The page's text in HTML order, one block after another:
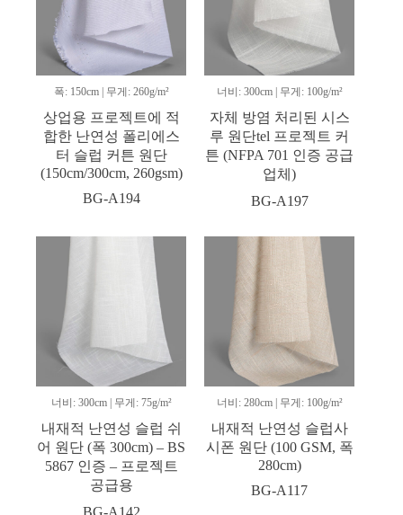
폭: 150cm | 무게: 260g/m²
상업용 프로젝트에 적
합한 난연성 폴리에스
터 슬럽 커튼 원단
(150cm/300cm, 260gsm)
BG-A194
너비: 300cm | 무게: 100g/m²
자체 방염 처리된 시스
루 원단tel 프로젝트 커
튼 (NFPA 701 인증 공급
업체)
BG-A197
너비: 300cm | 무게: 75g/m²
내재적 난연성 슬럽 쉬
어 원단 (폭 300cm) – BS
5867 인증 – 프로젝트
공급용
너비: 280cm | 무게: 100g/m²
내재적 난연성 슬럽사
시폰 원단 (100 GSM, 폭
280cm)
BG-A117